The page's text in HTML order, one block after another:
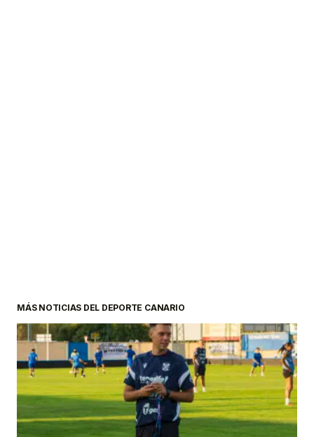
MÁS NOTICIAS DEL DEPORTE CANARIO